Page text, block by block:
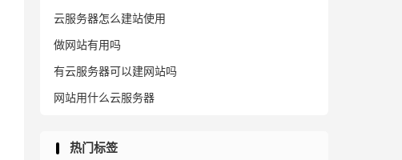
云服务器怎么建站使用
做网站有用吗
有云服务器可以建网站吗
网站用什么云服务器
热门标签